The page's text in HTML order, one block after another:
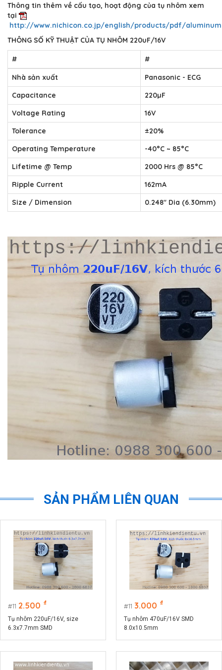
Thông tin thêm về cấu tạo, hoạt động của tụ nhôm xem
tại
http://www.nichicon.co.jp/english/products/pdf/
THÔNG SỐ KỸ THUẬT CỦA TỤ NHÔM 220uF/16V
# #
Nhà sản xuất
Panasonic - ECG
Capacitance
220µF
Voltage Rating
16V
Tolerance
±20%
Operating Temperature
-40°C ~ 85°C
Lifetime @ Temp
2000 Hrs @ 85°C
Ripple Current
162mA
Size / Dimension
0.248" Dia (6.30mm)
SẢN PHẨM LIÊN QUAN
11 2.500 ₫
Tụ nhôm 220uF/16V, size
6.3x7.7mm SMD
11 3.000 ₫
Tụ nhôm 470uF/16V SMD
8.0x10.5mm